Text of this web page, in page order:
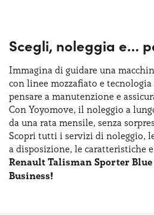
Scegli, noleggia e…
Immagina di guidare una
con linee mozzafiato e tecnologia
pensare a manutenzione e
Con Yoyomove, il noleggio a
da una rata mensile, senza
Scopri tutti i servizi di noleggio,
a disposizione, le caratteristiche
Renault Talisman Sporter Blue
Business!